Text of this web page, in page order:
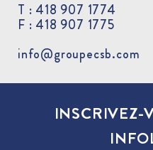
T : 418 907 1774
F : 418 907 1775
info@groupecsb.com
INSCRIVEZ-